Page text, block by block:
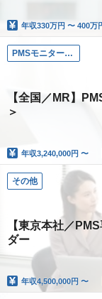
年収330万円 〜 400万
PMSモニター（MR経験者）
【全国／MR】
＞
年収3,240,000円 〜
その他
【東京本社／
ダー
年収4,500,000円 〜